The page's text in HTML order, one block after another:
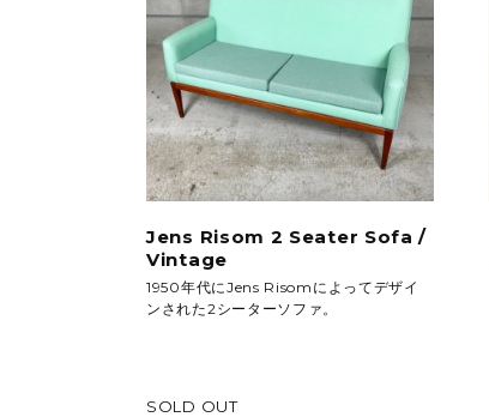
Jens Risom 2 Seater Sofa /
Vintage
1950年代にJens Risomによってデザイ
ンされた2シーターソファ。
SOLD OUT